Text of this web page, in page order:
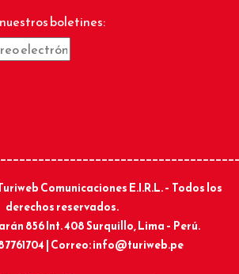
boletines:
Comunicaciones E.I.R.L. – Todos los
derechos reservados.
856 Int. 408 Surquillo, Lima – Perú.
| Correo: info@turiweb.pe